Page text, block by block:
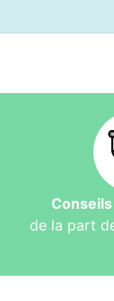
de la part